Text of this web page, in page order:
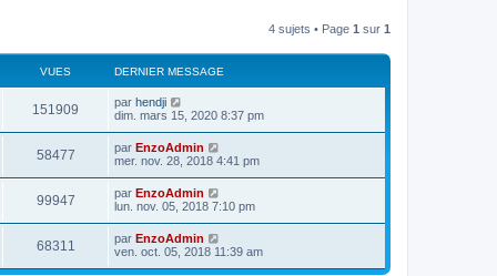
4 sujets • Page 1 sur 1
VUES DERNIER MESSAGE
151909
u
D
e
i
e
r
m
e
s
s
a
g
e
par hendji
dim. mars 15, 2020 8:37 pm
58477V
u
D
e
i
e
r
m
e
s
par EnzoAdmin
mer. nov. 28, 2018 4:41 pm
99947V
u
D
e
i
e
r
par EnzoAdmin
lun. nov. 05, 2018 7:10 pm
68311
D
e
par EnzoAdmin
ven. oct. 05, 2018 11:39 am